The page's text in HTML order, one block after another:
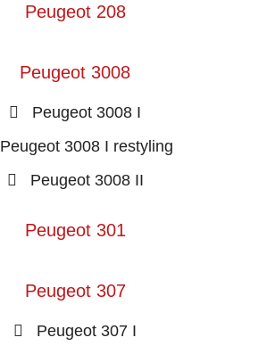
Peugeot 208
Peugeot 3008
Peugeot 3008 I
Peugeot 3008 I restyling
Peugeot 3008 II
Peugeot 301
Peugeot 307
Peugeot 307 I